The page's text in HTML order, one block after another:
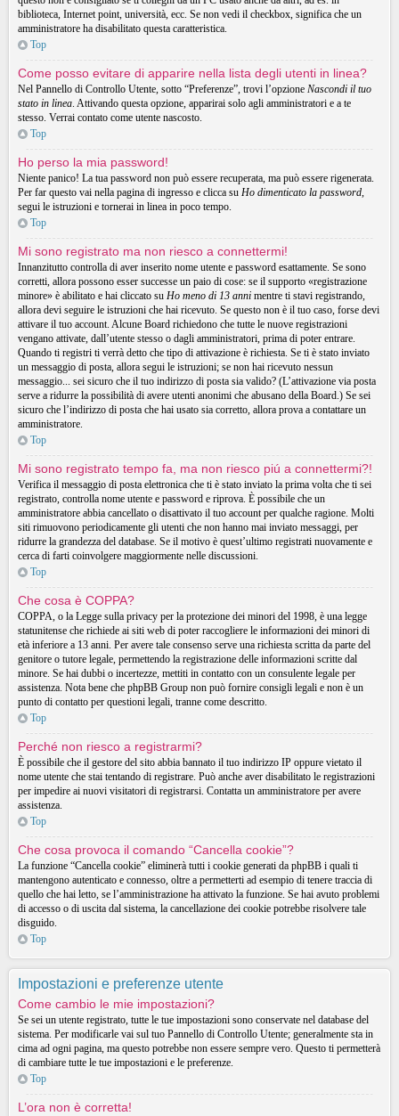
biblioteca, Internet point, università, ecc. Se non vedi il checkbox, significa che un
amministratore ha disabilitato questa caratteristica.
Top
Come posso evitare di apparire nella lista degli utenti in linea?
Nel Pannello di Controllo Utente, sotto “Preferenze”, trovi l’opzione Nascondi il tuo
stato in linea. Attivando questa opzione, apparirai solo agli amministratori e a te
stesso. Verrai contato come utente nascosto.
Top
Ho perso la mia password!
Niente panico! La tua password non può essere recuperata, ma può essere rigenerata.
Per far questo vai nella pagina di ingresso e clicca su Ho dimenticato la password,
segui le istruzioni e tornerai in linea in poco tempo.
Top
Mi sono registrato ma non riesco a connettermi!
Innanzitutto controlla di aver inserito nome utente e password esattamente. Se sono
corretti, allora possono esser successe un paio di cose: se il supporto «registrazione
minore» è abilitato e hai cliccato su Ho meno di 13 anni mentre ti stavi registrando,
allora devi seguire le istruzioni che hai ricevuto. Se questo non è il tuo caso, forse devi
attivare il tuo account. Alcune Board richiedono che tutte le nuove registrazioni
vengano attivate, dall’utente stesso o dagli amministratori, prima di poter entrare.
Quando ti registri ti verrà detto che tipo di attivazione è richiesta. Se ti è stato inviato
un messaggio di posta, allora segui le istruzioni; se non hai ricevuto nessun
messaggio... sei sicuro che il tuo indirizzo di posta sia valido? (L’attivazione via posta
serve a ridurre la possibilità di avere utenti anonimi che abusano della Board.) Se sei
sicuro che l’indirizzo di posta che hai usato sia corretto, allora prova a contattare un
amministratore.
Top
Mi sono registrato tempo fa, ma non riesco piú a connettermi?!
Verifica il messaggio di posta elettronica che ti è stato inviato la prima volta che ti sei
registrato, controlla nome utente e password e riprova. È possibile che un
amministratore abbia cancellato o disattivato il tuo account per qualche ragione. Molti
siti rimuovono periodicamente gli utenti che non hanno mai inviato messaggi, per
ridurre la grandezza del database. Se il motivo è quest’ultimo registrati nuovamente e
cerca di farti coinvolgere maggiormente nelle discussioni.
Top
Che cosa è COPPA?
COPPA, o la Legge sulla privacy per la protezione dei minori del 1998, è una legge
statunitense che richiede ai siti web di poter raccogliere le informazioni dei minori di
età inferiore a 13 anni. Per avere tale consenso serve una richiesta scritta da parte del
genitore o tutore legale, permettendo la registrazione delle informazioni scritte dal
minore. Se hai dubbi o incertezze, mettiti in contatto con un consulente legale per
assistenza. Nota bene che phpBB Group non può fornire consigli legali e non è un
punto di contatto per questioni legali, tranne come descritto.
Top
Perché non riesco a registrarmi?
È possibile che il gestore del sito abbia bannato il tuo indirizzo IP oppure vietato il
nome utente che stai tentando di registrare. Può anche aver disabilitato le registrazioni
per impedire ai nuovi visitatori di registrarsi. Contatta un amministratore per avere
assistenza.
Top
Che cosa provoca il comando “Cancella cookie”?
La funzione “Cancella cookie” eliminerà tutti i cookie generati da phpBB i quali ti
mantengono autenticato e connesso, oltre a permetterti ad esempio di tenere traccia di
quello che hai letto, se l’amministrazione ha attivato la funzione. Se hai avuto problemi
di accesso o di uscita dal sistema, la cancellazione dei cookie potrebbe risolvere tale
disguido.
Top
Impostazioni e preferenze utente
Come cambio le mie impostazioni?
Se sei un utente registrato, tutte le tue impostazioni sono conservate nel database del
sistema. Per modificarle vai sul tuo Pannello di Controllo Utente; generalmente sta in
cima ad ogni pagina, ma questo potrebbe non essere sempre vero. Questo ti permetterà
di cambiare tutte le tue impostazioni e le preferenze.
Top
L’ora non è corretta!